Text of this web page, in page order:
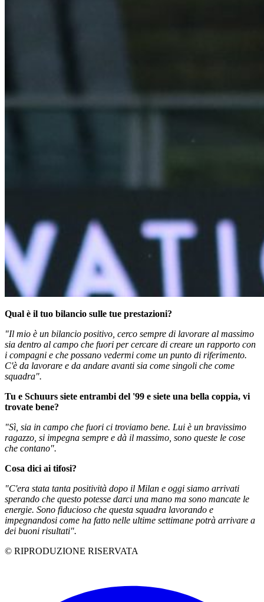
Qual è il tuo bilancio sulle tue prestazioni?
"Il mio è un bilancio positivo, cerco sempre di lavorare al massimo
sia dentro al campo che fuori per cercare di creare un rapporto con
i compagni e che possano vedermi come un punto di riferimento.
C'è da lavorare e da andare avanti sia come singoli che come
squadra".
Tu e Schuurs siete entrambi del '99 e siete una bella coppia, vi
trovate bene?
"Sì, sia in campo che fuori ci troviamo bene. Lui è un bravissimo
ragazzo, si impegna sempre e dà il massimo, sono queste le cose
che contano".
Cosa dici ai tifosi?
"C'era stata tanta positività dopo il Milan e oggi siamo arrivati
sperando che questo potesse darci una mano ma sono mancate le
energie. Sono fiducioso che questa squadra lavorando e
impegnandosi come ha fatto nelle ultime settimane potrà arrivare a
dei buoni risultati".
© RIPRODUZIONE RISERVATA